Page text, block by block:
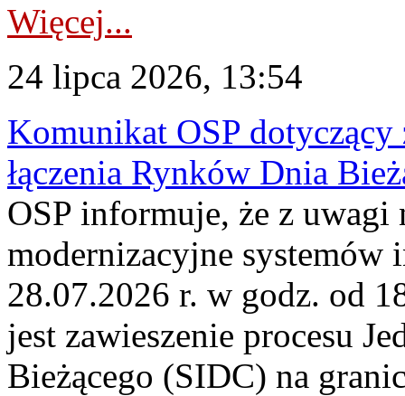
Więcej...
24 lipca 2026, 13:54
Komunikat OSP dotyczący
łączenia Rynków Dnia
OSP informuje, że z uwagi
modernizacyjne
28.07.2026 r. w godz. od
jest zawieszenie procesu
Bieżącego (SIDC) na